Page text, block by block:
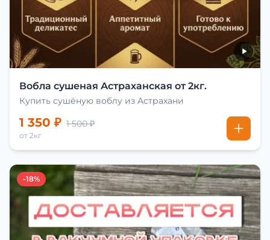
Вобла сушеная Астраханская от 2кг.
Купить сушёную воблу из Астрахани
1 350 ₽ 1 500 ₽
от 2кг
-18%